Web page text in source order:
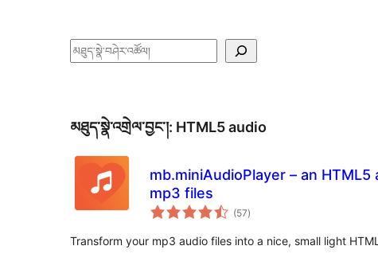
བཤེར་
མཐུད་སྣེ་འགྲེལ་བྱང་།: HTML5 audio
mb.miniAudioPlayer – an
mp3 files
(57གདེང་
འཇོག་
ཚང་།
)
Transform your mp3 audio files into a nice, small light